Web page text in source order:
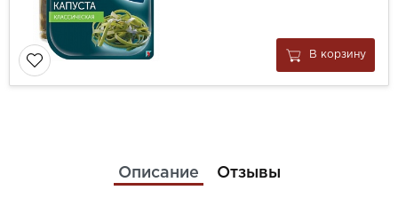
В корзину
Описание Отзывы